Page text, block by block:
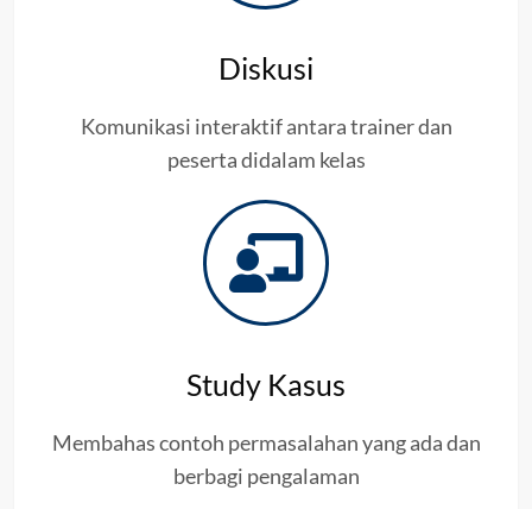
Diskusi
Komunikasi interaktif antara trainer dan
peserta didalam kelas
Study Kasus
Membahas contoh permasalahan yang ada dan
berbagi pengalaman